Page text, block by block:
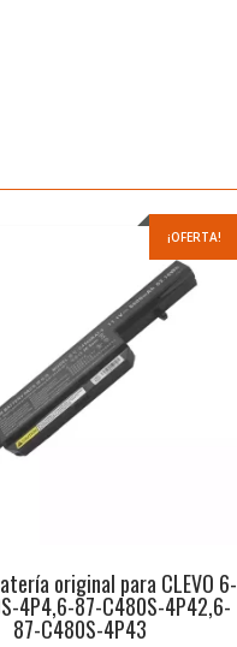
¡OFERTA!
original para CLEVO 6-
4P4,6-87-C480S-4P42,6-
87-C480S-4P43